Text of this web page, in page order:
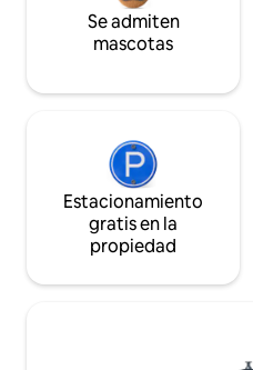
Se admiten
mascotas
Estacionamiento
gratis en la
propiedad